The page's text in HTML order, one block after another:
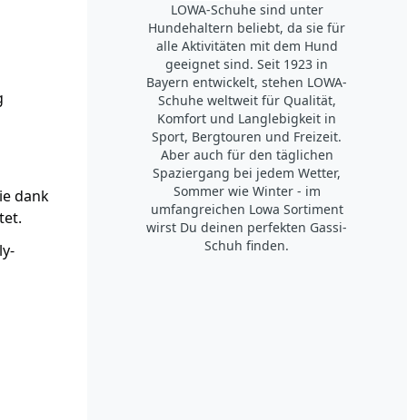
dank
LOWA-Schuhe sind unter
Hundehaltern beliebt, da sie für
alle Aktivitäten mit dem Hund
geeignet sind. Seit 1923 in
Bayern entwickelt, stehen LOWA-
Schuhe weltweit für Qualität,
Komfort und Langlebigkeit in
Sport, Bergtouren und Freizeit.
Aber auch für den täglichen
Spaziergang bei jedem Wetter,
Sommer wie Winter - im
umfangreichen Lowa Sortiment
wirst Du deinen perfekten Gassi-
Schuh finden.